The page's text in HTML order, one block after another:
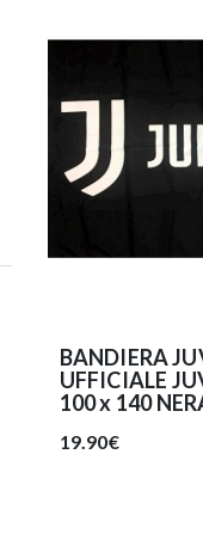
BANDIERA
UFFICIALE
100 x 140
19.90€